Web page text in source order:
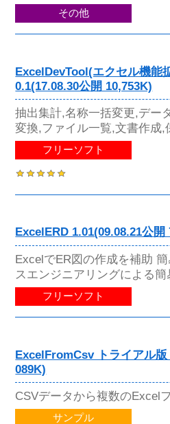
その他
ExcelDevTool(エクセル機能
0.1(17.08.30公開 10,753K)
抽出集計,名称一括変更,デー
変換,ファイル一覧,文書作成,
フリーソフト
ExcelERD 1.01(09.08.21公開
ExcelでER図の作成を補助
スエンジニアリングによる
フリーソフト
ExcelFromCsv トライアル版
089K)
CSVデータから複数のExcel
サンプル